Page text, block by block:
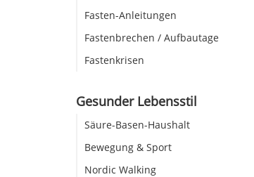
Fasten-Anleitungen
Fastenbrechen / Aufbautage
Fastenkrisen
Gesunder Lebensstil
Säure-Basen-Haushalt
Bewegung & Sport
Nordic Walking